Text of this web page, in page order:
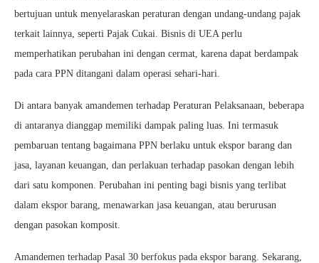
bertujuan untuk menyelaraskan peraturan dengan undang-undang pajak
terkait lainnya, seperti Pajak Cukai. Bisnis di UEA perlu
memperhatikan perubahan ini dengan cermat, karena dapat berdampak
pada cara PPN ditangani dalam operasi sehari-hari.
Di antara banyak amandemen terhadap Peraturan Pelaksanaan, beberapa
di antaranya dianggap memiliki dampak paling luas. Ini termasuk
pembaruan tentang bagaimana PPN berlaku untuk ekspor barang dan
jasa, layanan keuangan, dan perlakuan terhadap pasokan dengan lebih
dari satu komponen. Perubahan ini penting bagi bisnis yang terlibat
dalam ekspor barang, menawarkan jasa keuangan, atau berurusan
dengan pasokan komposit.
Amandemen terhadap Pasal 30 berfokus pada ekspor barang. Sekarang,